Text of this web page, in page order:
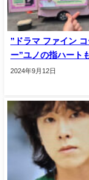
”ドラマ ファイン
ー”ユノの指ハート
2024年9月12日